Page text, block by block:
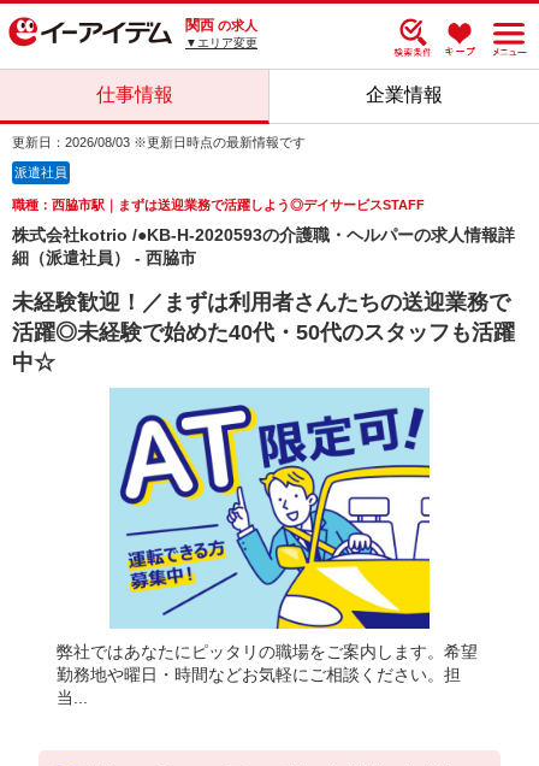
関西 の求人
▼エリア変更
仕事情報 企業情報
更新日：2026/08/03 ※更新日時点の最新情報です
派遣社員
職種：西脇市駅｜まずは送迎業務で活躍しよう◎デイサービスSTAFF
株式会社kotrio /●KB-H-2020593の介護職・ヘルパーの求人情報詳
細（派遣社員） - 西脇市
未経験歓迎！／まずは利用者さんたちの送迎業務で
活躍◎未経験で始めた40代・50代のスタッフも活躍
中☆
弊社ではあなたにピッタリの職場をご案内します。希望
勤務地や曜日・時間などお気軽にご相談ください。担
当...